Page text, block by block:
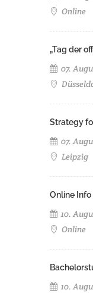
Online
„Tag der
07.
Strategy
07.
Leipzig
Online
10.
Online
10.